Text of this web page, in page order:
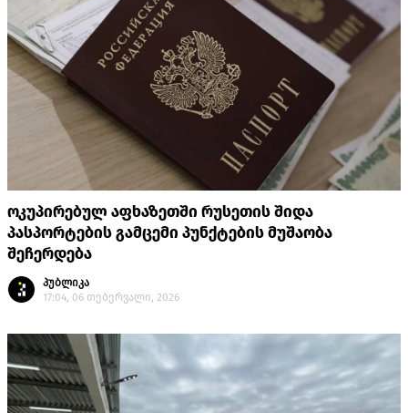
ოკუპირებულ აფხაზეთში რუსეთის შიდა
პასპორტების გამცემი პუნქტების მუშაობა
შეჩერდება
პუბლიკა
17:04, 06 თებერვალი, 2026